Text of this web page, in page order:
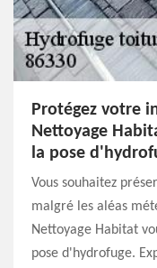
Protégez votre
Nettoyage
la pose
Vous souhaitez
malgré les aléas
Nettoyage Habitat
pose d'hydrofuge.